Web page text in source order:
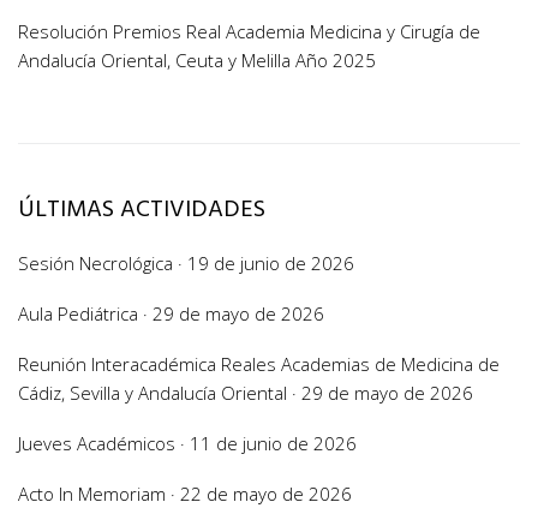
Resolución Premios Real Academia Medicina y Cirugía de
Andalucía Oriental, Ceuta y Melilla Año 2025
ÚLTIMAS ACTIVIDADES
Sesión Necrológica · 19 de junio de 2026
Aula Pediátrica · 29 de mayo de 2026
Reunión Interacadémica Reales Academias de Medicina de
Cádiz, Sevilla y Andalucía Oriental · 29 de mayo de 2026
Jueves Académicos · 11 de junio de 2026
Acto In Memoriam · 22 de mayo de 2026